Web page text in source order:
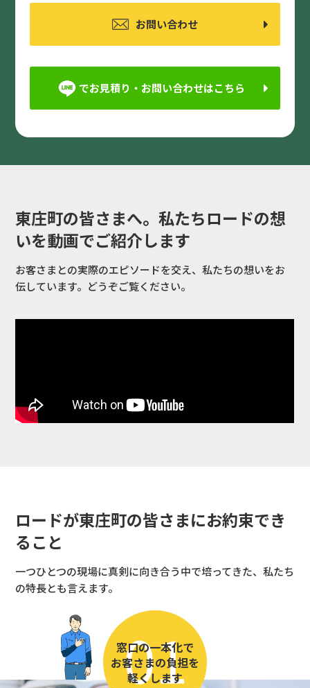
お問い合わせ
でお見積り・お問い合わせはこちら
東庄町の皆さまへ。私たちロードの想
いを動画でご紹介します
お客さまとの実際のエピソードを交え、私たちの想いをお
伝しています。どうぞご覧ください。
ロードが東庄町の皆さまにお約束でき
ること
一つひとつの現場に真剣に向き合う中で培ってきた、私たち
の特長とも言えます。
窓口の一本化で
お客さまの負担を
軽くします